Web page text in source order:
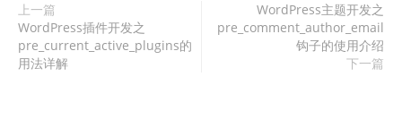
上一篇
WordPress插件开发之
pre_current_active_plugins的
用法详解
WordPress主题开发之
pre_comment_author_email
钩子的使用介绍
下一篇